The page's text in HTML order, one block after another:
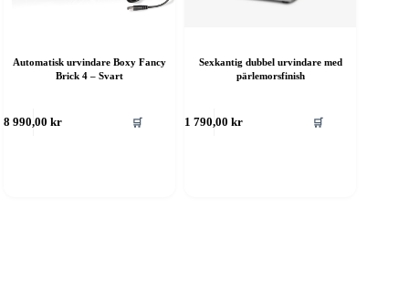
Automatisk urvindare Boxy Fancy
Brick 4 – Svart
8 990,00kr 🛒
Sexkantig dubbel urvindare med
pärlemorsfinish
1 790,00kr 🛒